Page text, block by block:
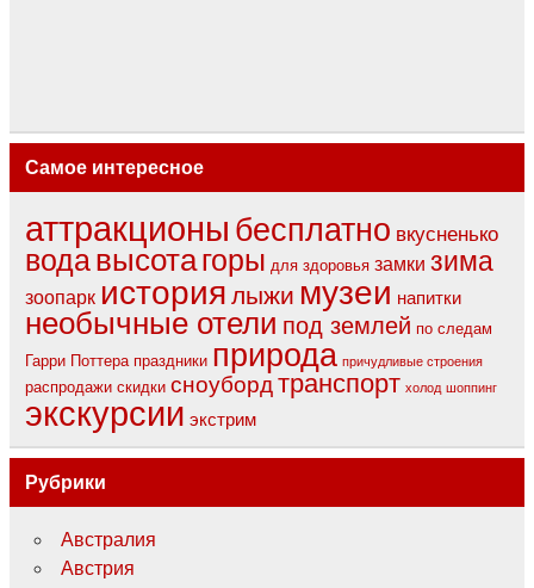
Самое интересное
аттракционы бесплатно вкусненько
водавысотагоры для здоровья замки зима
зоопарк история лыжи музеи напитки
необычные отели под землей по следам
Гарри Поттера праздники природа причудливые строения
распродажи скидки сноуборд транспорт холод шоппинг
экскурсии экстрим
Рубрики
Австралия
Австрия